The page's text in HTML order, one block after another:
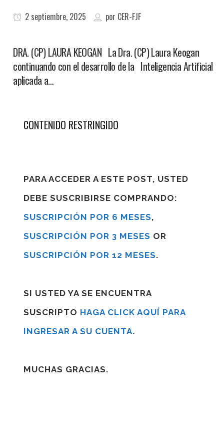
2 septiembre, 2025 por CER-FJF
DRA. (CP) LAURA KEOGAN La Dra. (CP) Laura Keogan
continuando con el desarrollo de la Inteligencia Artificial
aplicada a…
CONTENIDO RESTRINGIDO
PARA ACCEDER A ESTE POST, USTED
DEBE SUSCRIBIRSE COMPRANDO:
SUSCRIPCIÓN POR 6 MESES,
SUSCRIPCIÓN POR 3 MESES OR
SUSCRIPCIÓN POR 12 MESES.
SI USTED YA SE ENCUENTRA
SUSCRIPTO HAGA CLICK AQUÍ PARA
INGRESAR A SU CUENTA.
MUCHAS GRACIAS.